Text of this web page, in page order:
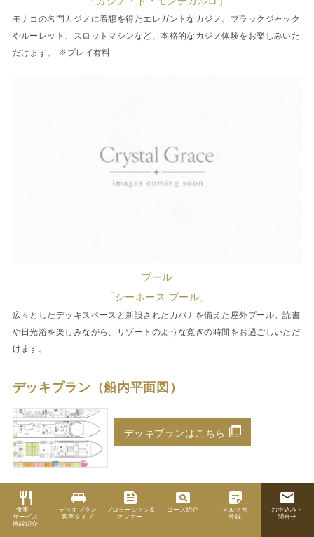
restaurant
食事・
サービス
施設紹介
king_bed
デッキプラン
客室タイプ
feed
プロモーション&
オファー
pageview
コース紹介
sticky_note_2
メルマガ
登録
email
お申込み・
問合せ
モナコの名門カジノに着想を得たエレガントなカジノ。ブラックジャック
やルーレット、スロットマシンなど、本格的なカジノ体験をお楽しみいた
だけます。 ※プレイ有料
プール
「シーホース プール」
広々としたデッキスペースと新設されたカバナを備えた屋外プール。読書
や日光浴を楽しみながら、リゾートのような寛ぎの時間をお過ごしいただ
けます。
デッキプラン（船内平面図）
デッキプランはこちら
客室タイプ